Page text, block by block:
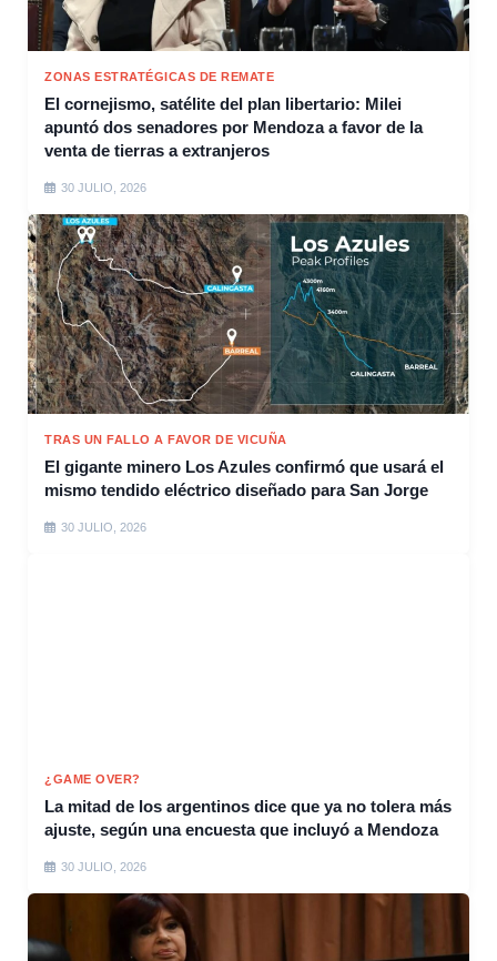
ZONAS ESTRATÉGICAS DE REMATE
El cornejismo, satélite del plan libertario: Milei
apuntó dos senadores por Mendoza a favor de la
venta de tierras a extranjeros
30 JULIO, 2026
TRAS UN FALLO A FAVOR DE VICUÑA
El gigante minero Los Azules confirmó que usará el
mismo tendido eléctrico diseñado para San Jorge
30 JULIO, 2026
¿GAME OVER?
La mitad de los argentinos dice que ya no tolera más
ajuste, según una encuesta que incluyó a Mendoza
30 JULIO, 2026